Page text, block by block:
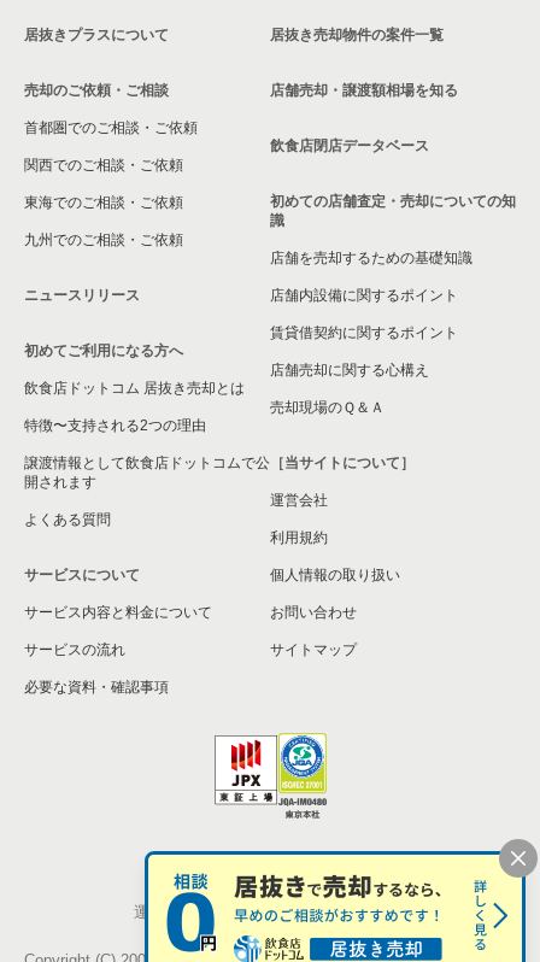
川崎市麻生区の飲食店の居抜き売却物件の案件一覧
相模原市中央区の飲食店の居抜き売却物件の案件一覧
横浜市保土ケ谷区の飲食店の居抜き売却物件の案件一覧
横浜市旭区の飲食店の居抜き売却物件の案件一覧
横浜市緑区の飲食店の居抜き売却物件の案件一覧
平塚市の飲食店の居抜き売却物件の案件一覧
横浜市港南区の飲食店の居抜き売却物件の案件一覧
横須賀市の飲食店の居抜き売却物件の案件一覧
三浦市の飲食店の居抜き売却物件の案件一覧
藤沢市の飲食店の居抜き売却物件の案件一覧
横浜市栄区の飲食店の居抜き売却物件の案件一覧
横浜市瀬谷区の飲食店の居抜き売却物件の案件一覧
座間市の飲食店の居抜き売却物件の案件一覧
横浜市戸塚区の飲食店の居抜き売却物件の案件一覧
伊勢原市の飲食店の居抜き売却物件の案件一覧
居抜きプラスについて
売却のご依頼・ご相談
首都圏でのご相談・ご依頼
関西でのご相談・ご依頼
東海でのご相談・ご依頼
九州でのご相談・ご依頼
ニュースリリース
初めてご利用になる方へ
飲食店ドットコム 居抜き売却とは
特徴〜支持される2つの理由
譲渡情報として飲食店ドットコムで公
開されます
よくある質問
サービスについて
サービス内容と料金について
サービスの流れ
必要な資料・確認事項
居抜き売却物件の案件一覧
店舗売却・譲渡額相場を知る
飲食店閉店データベース
初めての店舗査定・売却についての知
識
店舗を売却するための基礎知識
店舗内設備に関するポイント
賃貸借契約に関するポイント
店舗売却に関する心構え
売却現場のＱ＆Ａ
［当サイトについて］
運営会社
利用規約
個人情報の取り扱い
お問い合わせ
サイトマップ
個人情報の取扱い
運営会社 株式会社シンクロ・フード